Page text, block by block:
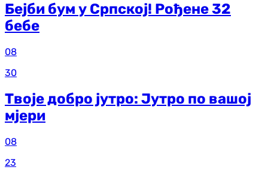
Бејби бум у Српској! Рођене 32
бебе
08
30
Твоје добро јутро: Јутро по вашој
мјери
08
23